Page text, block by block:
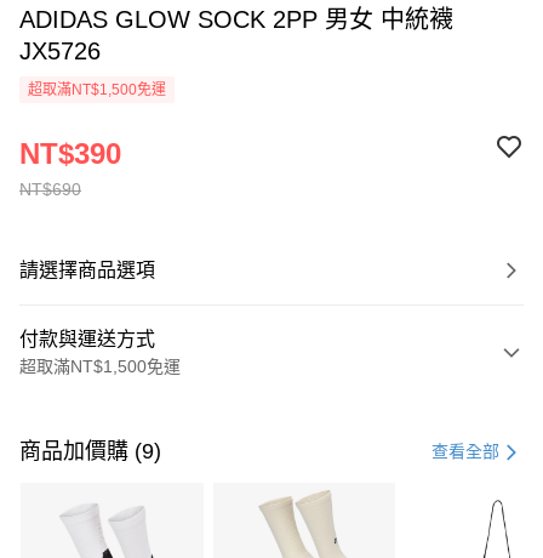
ADIDAS GLOW SOCK 2PP 男女 中統襪
JX5726
超取滿NT$1,500免運
NT$690
NT$390
請選擇商品選項
付款與運送方式
超取滿NT$1,500免運
信用卡一次付款
3 期 0 利率 每期 21家銀行
商品加價購 (9) 查看全部